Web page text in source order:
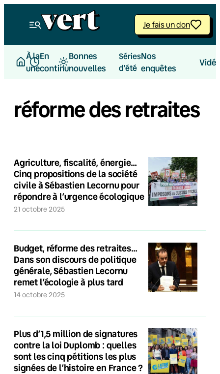
Je fais un don
À la
une
En
continu
Bonnes
nouvelles
Séries
d’été
Nos
enquêtes
réforme des retraites
Agriculture, fiscalité, énergie…
Cinq propositions de la société
civile à Sébastien Lecornu pour
répondre à l’urgence écologique
21 octobre 2025
Budget, réforme des retraites…
Dans son discours de politique
générale, Sébastien Lecornu
remet l’écologie à plus tard
14 octobre 2025
Plus d’1,5 million de signatures
contre la loi Duplomb : quelles
sont les cinq pétitions les plus
signées de l’histoire en France ?